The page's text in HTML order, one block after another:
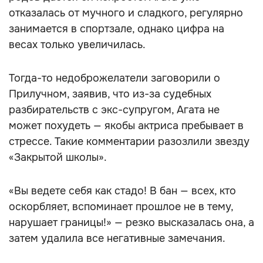
отказалась от мучного и сладкого, регулярно
занимается в спортзале, однако цифра на
весах только увеличилась.
Тогда-то недоброжелатели заговорили о
Прилучном, заявив, что из-за судебных
разбирательств с экс-супругом, Агата не
может похудеть — якобы актриса пребывает в
стрессе. Такие комментарии разозлили звезду
«Закрытой школы».
«Вы ведете себя как стадо! В бан — всех, кто
оскорбляет, вспоминает прошлое не в тему,
нарушает границы!» — резко высказалась она, а
затем удалила все негативные замечания.